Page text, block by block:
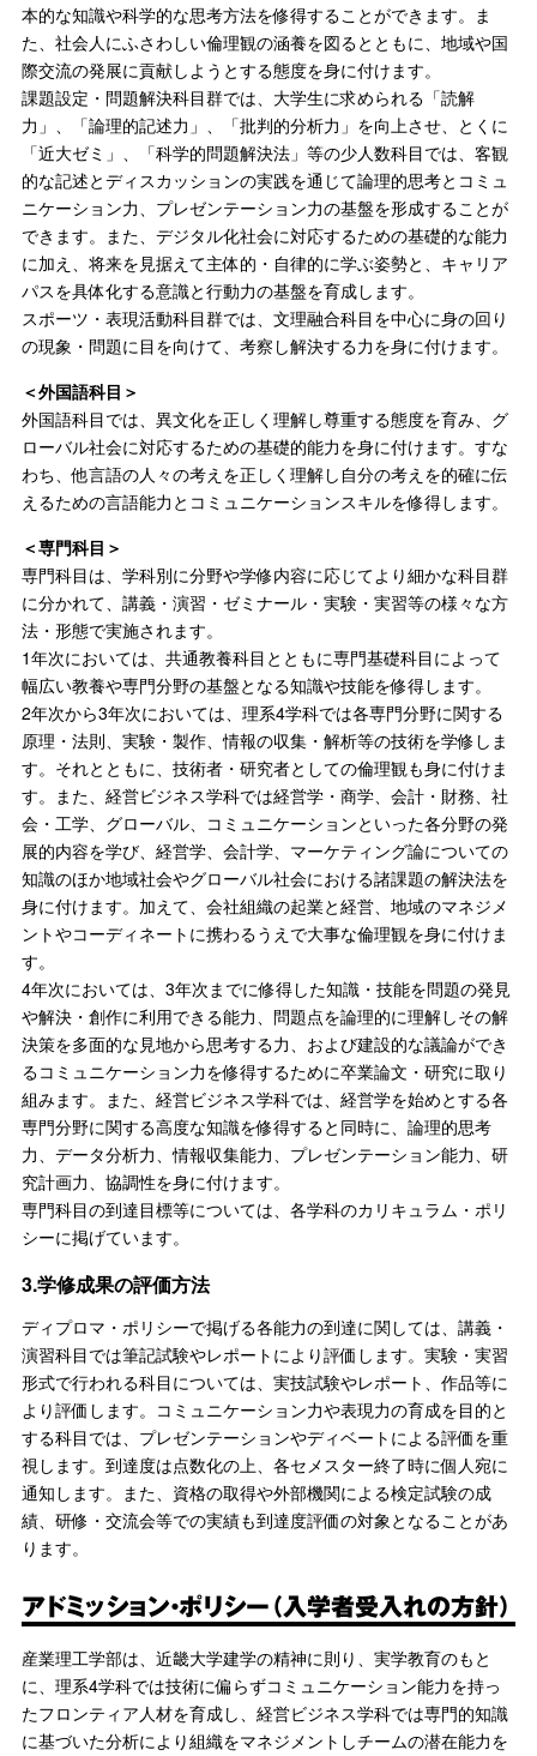
本的な知識や科学的な思考方法を修得することができます。ま
た、社会人にふさわしい倫理観の涵養を図るとともに、地域や国
際交流の発展に貢献しようとする態度を身に付けます。
課題設定・問題解決科目群では、大学生に求められる「読解
力」、「論理的記述力」、「批判的分析力」を向上させ、とくに
「近大ゼミ」、「科学的問題解決法」等の少人数科目では、客観
的な記述とディスカッションの実践を通じて論理的思考とコミュ
ニケーション力、プレゼンテーション力の基盤を形成することが
できます。また、デジタル化社会に対応するための基礎的な能力
に加え、将来を見据えて主体的・自律的に学ぶ姿勢と、キャリア
パスを具体化する意識と行動力の基盤を育成します。
スポーツ・表現活動科目群では、文理融合科目を中心に身の回り
の現象・問題に目を向けて、考察し解決する力を身に付けます。
＜外国語科目＞
外国語科目では、異文化を正しく理解し尊重する態度を育み、グ
ローバル社会に対応するための基礎的能力を身に付けます。すな
わち、他言語の人々の考えを正しく理解し自分の考えを的確に伝
えるための言語能力とコミュニケーションスキルを修得します。
＜専門科目＞
専門科目は、学科別に分野や学修内容に応じてより細かな科目群
に分かれて、講義・演習・ゼミナール・実験・実習等の様々な方
法・形態で実施されます。
1年次においては、共通教養科目とともに専門基礎科目によって
幅広い教養や専門分野の基盤となる知識や技能を修得します。
2年次から3年次においては、理系4学科では各専門分野に関する
原理・法則、実験・製作、情報の収集・解析等の技術を学修しま
す。それとともに、技術者・研究者としての倫理観も身に付けま
す。また、経営ビジネス学科では経営学・商学、会計・財務、社
会・工学、グローバル、コミュニケーションといった各分野の発
展的内容を学び、経営学、会計学、マーケティング論についての
知識のほか地域社会やグローバル社会における諸課題の解決法を
身に付けます。加えて、会社組織の起業と経営、地域のマネジメ
ントやコーディネートに携わるうえで大事な倫理観を身に付けま
す。
4年次においては、3年次までに修得した知識・技能を問題の発見
や解決・創作に利用できる能力、問題点を論理的に理解しその解
決策を多面的な見地から思考する力、および建設的な議論ができ
るコミュニケーション力を修得するために卒業論文・研究に取り
組みます。また、経営ビジネス学科では、経営学を始めとする各
専門分野に関する高度な知識を修得すると同時に、論理的思考
力、データ分析力、情報収集能力、プレゼンテーション能力、研
究計画力、協調性を身に付けます。
専門科目の到達目標等については、各学科のカリキュラム・ポリ
シーに掲げています。
3.学修成果の評価方法
ディプロマ・ポリシーで掲げる各能力の到達に関しては、講義・
演習科目では筆記試験やレポートにより評価します。実験・実習
形式で行われる科目については、実技試験やレポート、作品等に
より評価します。コミュニケーション力や表現力の育成を目的と
する科目では、プレゼンテーションやディベートによる評価を重
視します。到達度は点数化の上、各セメスター終了時に個人宛に
通知します。また、資格の取得や外部機関による検定試験の成
績、研修・交流会等での実績も到達度評価の対象となることがあ
ります。
アドミッション・ポリシー（入学者受入れの方針）
産業理工学部は、近畿大学建学の精神に則り、実学教育のもと
に、理系4学科では技術に偏らずコミュニケーション能力を持っ
たフロンティア人材を育成し、経営ビジネス学科では専門的知識
に基づいた分析により組織をマネジメントしチームの潜在能力を